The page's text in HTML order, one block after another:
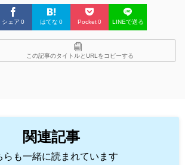
シェア 0 はてな 0 Pocket0 LINEで送る
この記事のタイトルとURLをコピーする
関連記事
らも一緒に読まれています